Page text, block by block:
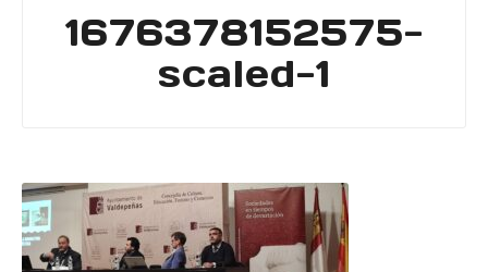
1676378152575-
scaled-1